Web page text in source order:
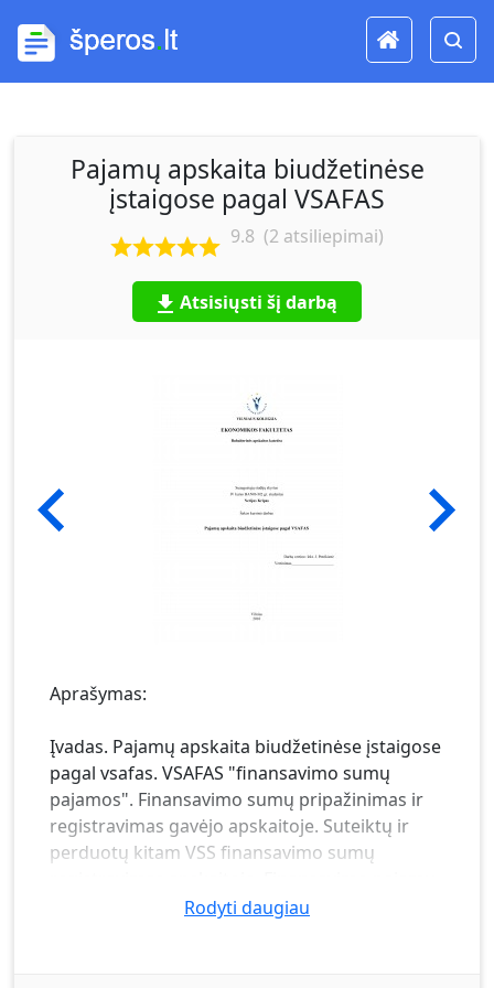
Pajamų apskaita biudžetinėse
įstaigose pagal VSAFAS
9.8 (2 atsiliepimai)
Atsisiųsti šį darbą
Aprašymas:
Įvadas. Pajamų apskaita biudžetinėse įstaigose
pagal vsafas. VSAFAS "finansavimo sumų
pajamos". Finansavimo sumų pripažinimas ir
registravimas gavėjo apskaitoje. Suteiktų ir
perduotų kitam VSS finansavimo sumų
apskaita ir registravimas apskaitoje.
Rodyti daugiau